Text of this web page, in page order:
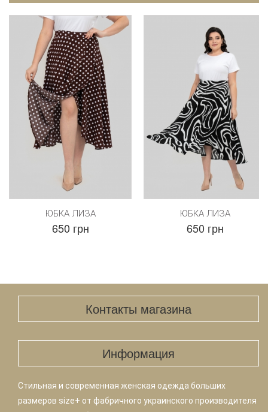
ЮБКА ЛИЗА
650 грн
ЮБКА ЛИЗА
650 грн
Контакты магазина
Информация
Стильная и современная женская одежда больших
размеров size+ от фабричного украинского производителя